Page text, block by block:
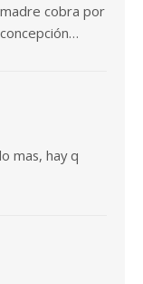
cobra por
mas, hay q